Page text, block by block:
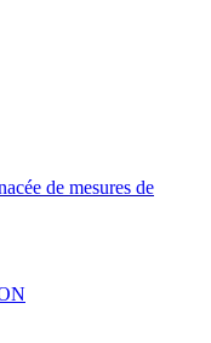
de mesures de